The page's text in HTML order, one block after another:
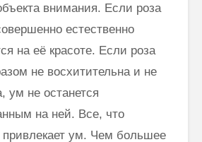
внимания. Если роза
естественно
на её красоте. Если роза
не восхитительна и не
ум не останется
на ней. Все, что
привлекает ум. Чем большее